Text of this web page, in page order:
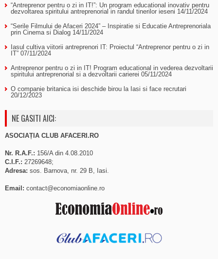
“Antreprenor pentru o zi in IT!”: Un program educational inovativ pentru
dezvoltarea spiritului antreprenorial in randul tinerilor ieseni 14/11/2024
“Serile Filmului de Afaceri 2024” – Inspiratie si Educatie Antreprenoriala
prin Cinema si Dialog 14/11/2024
Iasul cultiva viitorii antreprenori IT: Proiectul “Antreprenor pentru o zi in
IT” 07/11/2024
Antreprenor pentru o zi in IT! Program educational in vederea dezvoltarii
spiritului antreprenorial si a dezvoltarii carierei 05/11/2024
O companie britanica isi deschide birou la Iasi si face recrutari
20/12/2023
NE GASITI AICI:
ASOCIAȚIA CLUB AFACERI.RO
Nr. R.A.F.: 156/A din 4.08.2010
C.I.F.: 27269648;
Adresa: sos. Barnova, nr. 29 B, Iasi.
Email: contact@economiaonline.ro